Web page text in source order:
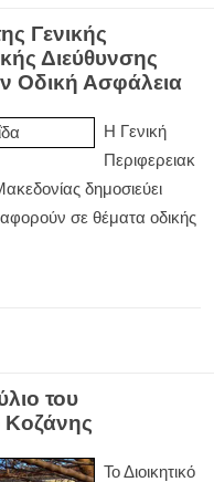
Γενικής
Διεύθυνσης
Οδική Ασφάλεια
Η Γενική
Περιφερειακ
δημοσιεύει
αφορούν σε θέματα οδικής
του
Το Διοικητικό